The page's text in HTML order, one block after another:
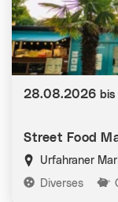
Street Food
Urfahraner
Kategorien:
Diverses
Datum:
28.08.2026 bis